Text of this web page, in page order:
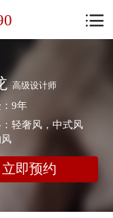
高级设计师
9年
轻奢风，中式风
立即预约